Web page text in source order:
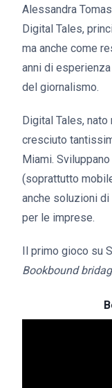
Alessandra
Digital Tales,
ma anche come
anni di
del giornalismo.
Digital Tales,
cresciuto
Miami.
(soprattutto
anche soluzioni
per le imprese.
Il primo gioco su
Bookbound